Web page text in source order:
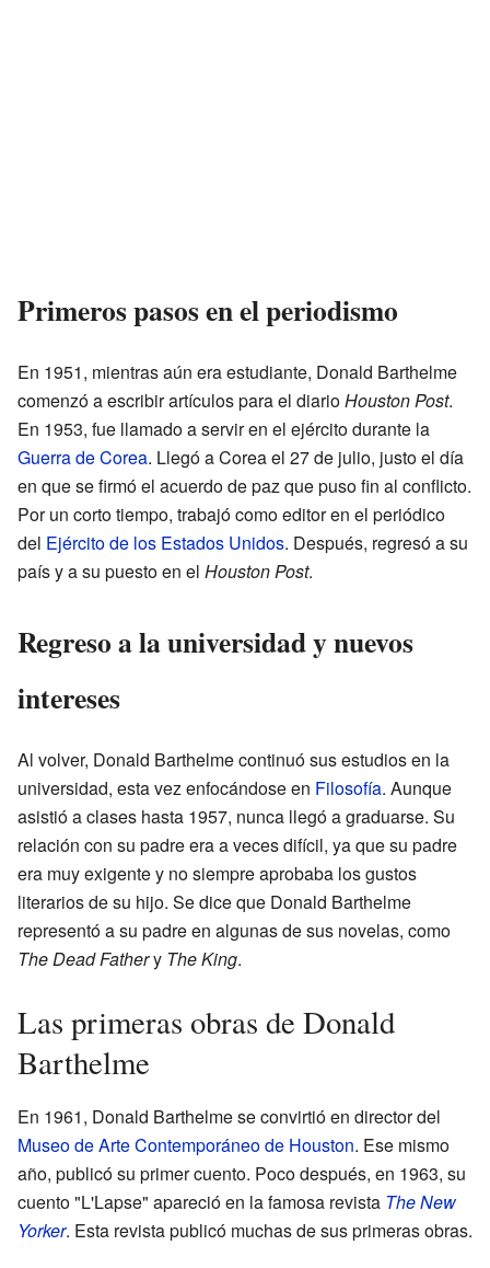
Primeros pasos en el periodismo
En 1951, mientras aún era estudiante, Donald Barthelme
comenzó a escribir artículos para el diarioHouston Post.
En 1953, fue llamado a servir en el ejército durante la
Guerra de Corea. Llegó a Corea el 27 de julio, justo el día
en que se firmó el acuerdo de paz que puso fin al conflicto.
Por un corto tiempo, trabajó como editor en el periódico
del Ejército de los Estados Unidos. Después, regresó a su
país y a su puesto en el Houston Post.
Regreso a la universidad y nuevos
intereses
Al volver, Donald Barthelme continuó sus estudios en la
universidad, esta vez enfocándose en Filosofía. Aunque
asistió a clases hasta 1957, nunca llegó a graduarse. Su
relación con su padre era a veces difícil, ya que su padre
era muy exigente y no siempre aprobaba los gustos
literarios de su hijo. Se dice que Donald Barthelme
representó a su padre en algunas de sus novelas, como
The Dead Fathery The King.
Las primeras obras de Donald
Barthelme
En 1961, Donald Barthelme se convirtió en director del
Museo de Arte Contemporáneo de Houston. Ese mismo
año, publicó su primer cuento. Poco después, en 1963, su
cuento "L'Lapse" apareció en la famosa revista The New
Yorker. Esta revista publicó muchas de sus primeras obras.